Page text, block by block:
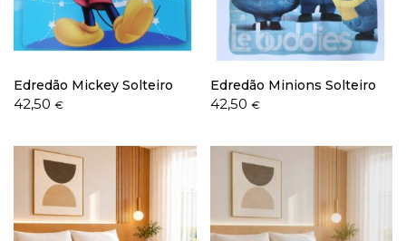
Edredão Mickey Solteiro
42,50 €
Edredão Minions Solteiro
42,50 €